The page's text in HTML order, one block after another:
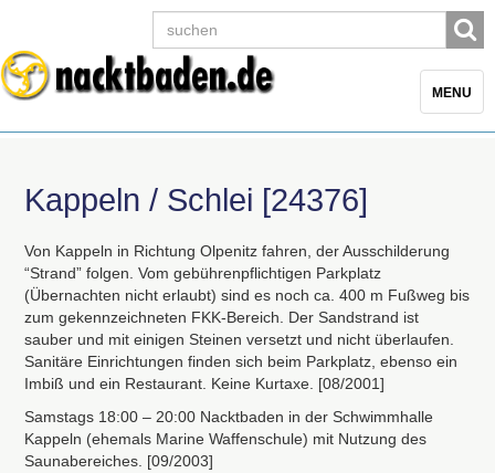
Toggle
MENU
Kappeln / Schlei [24376]
Von Kappeln in Richtung Olpenitz fahren, der Ausschilderung
“Strand” folgen. Vom gebührenpflichtigen Parkplatz
(Übernachten nicht erlaubt) sind es noch ca. 400 m Fußweg bis
zum gekennzeichneten FKK-Bereich. Der Sandstrand ist
sauber und mit einigen Steinen versetzt und nicht überlaufen.
Sanitäre Einrichtungen finden sich beim Parkplatz, ebenso ein
Imbiß und ein Restaurant. Keine Kurtaxe. [08/2001]
Samstags 18:00 – 20:00 Nacktbaden in der Schwimmhalle
Kappeln (ehemals Marine Waffenschule) mit Nutzung des
Saunabereiches. [09/2003]